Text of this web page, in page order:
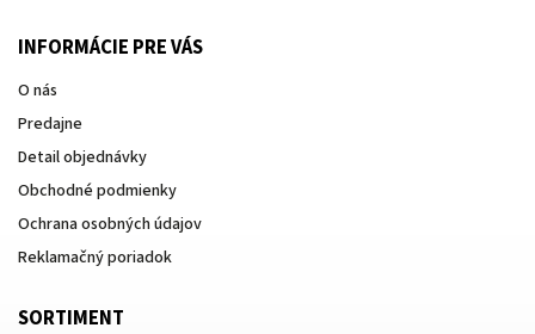
INFORMÁCIE PRE VÁS
O nás
Predajne
Detail objednávky
Obchodné podmienky
Ochrana osobných údajov
Reklamačný poriadok
SORTIMENT